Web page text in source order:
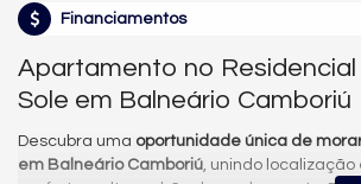
Financiamentos
Apartamento no Residencial
Sole em Balneário Camboriú
Descubra uma oportunidade única de
em Balneário Camboriú, unindo